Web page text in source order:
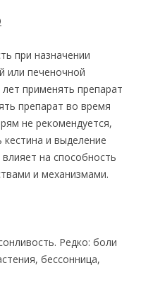
при назначении
или печеночной
применять препарат
препарат во время
не рекомендуется,
кестина и выделение
на способность
и механизмами.
Редко: боли
бессонница,